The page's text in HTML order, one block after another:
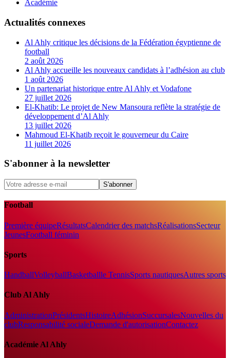
Académie
Actualités connexes
Al Ahly critique les décisions de la Fédération égyptienne de
football
2 août 2026
Al Ahly accueille les nouveaux candidats à l’adhésion au club
1 août 2026
Un partenariat historique entre Al Ahly et Vodafone
27 juillet 2026
El-Khatib: Le projet de New Mansoura reflète la stratégie de
développement d’Al Ahly
13 juillet 2026
Mahmoud El-Khatib reçoit le gouverneur du Caire
11 juillet 2026
S'abonner à la newsletter
S'abonner
Football
Première équipeRésultatsCalendrier des matchsRéalisationsSecteur
JeunesFootball féminin
Sports
HandballVolleyballBasketballle TennisSports nautiquesAutres sports
Club Al Ahly
AdministrationPrésidentsHistoireAdhésionSuccursalesNouvelles du
clubResponsabilité socialeDemande d'autorisationContactez
Académie Al Ahly